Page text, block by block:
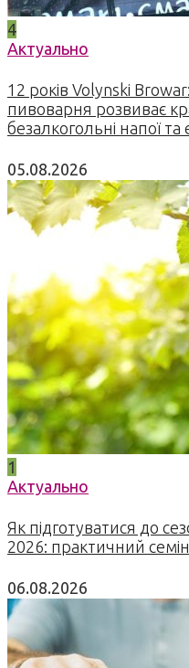
4
Актуально
12 років Volynski
пивоварня розвиває
безалкогольні напої та
05.08.2026
1
Актуально
Як підготуватися до
2026: практичний
06.08.2026